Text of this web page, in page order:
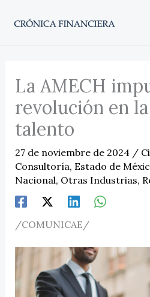
La AMECH
revolución en
talento
27 de noviembre de 2024 /
Consultoría, Estado de
Nacional, Otras Industrias,
/COMUNICAE/